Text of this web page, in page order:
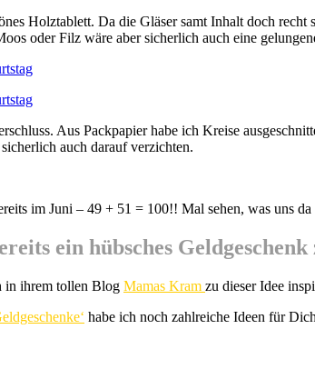
Holztablett. Da die Gläser samt Inhalt doch
oder Filz wäre aber sicherlich auch eine
Aus Packpapier habe ich Kreise
auch darauf verzichten.
im Juni – 49 + 51 = 100!! Mal sehen, was uns da
ein hübsches
in ihrem tollen Blog Mamas Kram zu dieser Idee
habe ich noch zahlreiche Ideen für